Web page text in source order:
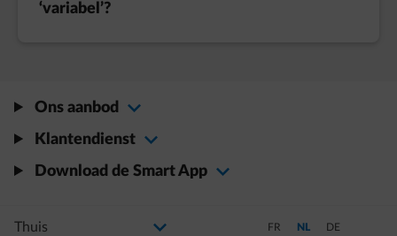
‘variabel’?
Ons aanbod
Klantendienst
Download de Smart App
Selecteer uw profiel
Als u de selectie wijzigt, gaat u naar een nieuwe pagina Schakel over naar Frans
FR Schakel over naar
NL Schakel over
DE